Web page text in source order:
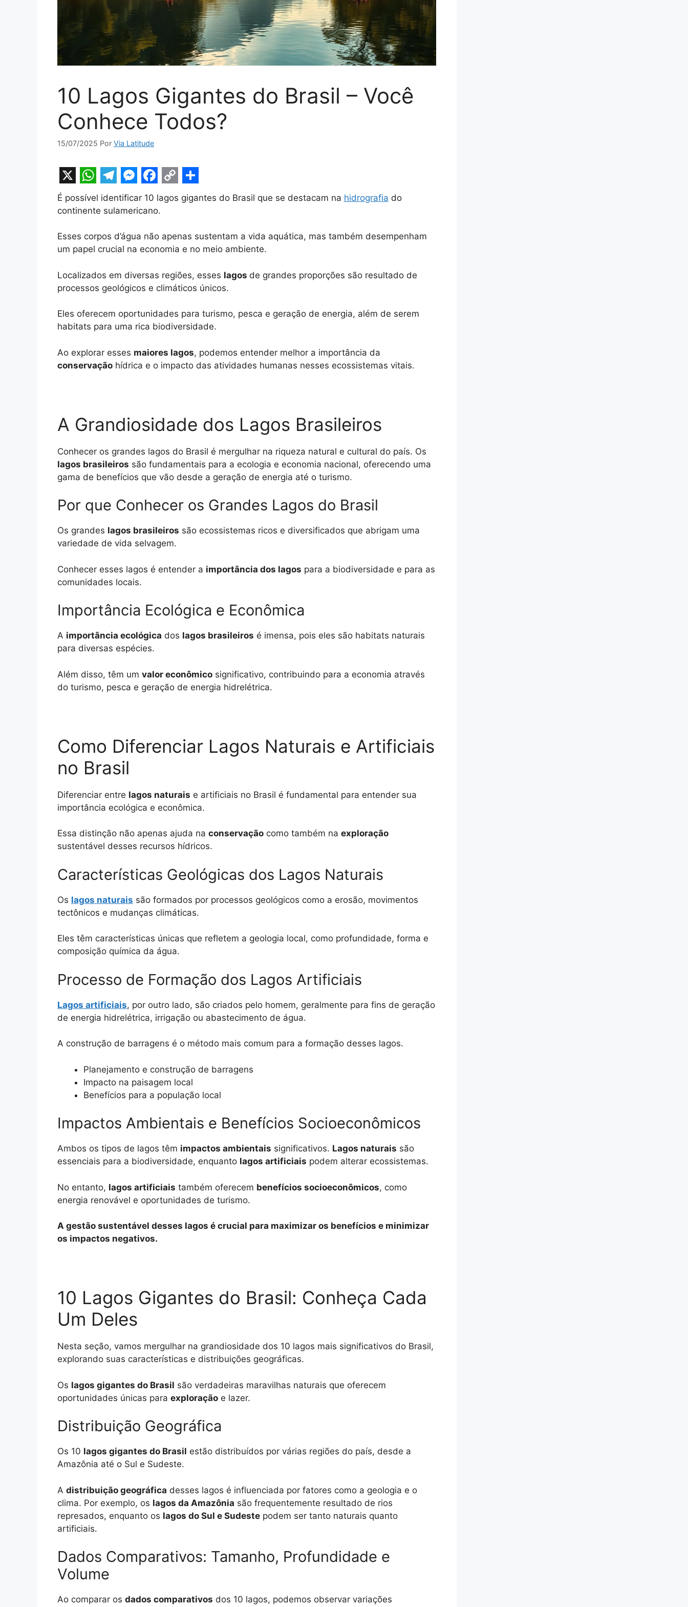
10 Lagos Gigantes do Brasil – Você
Conhece Todos?
15/07/2025 Por Via Latitude
X W
h
t
s
A
p
p
T
e
e
g
r
a
m
M
e
s
e
n
g
e
r
F
a
e
b
o
o
k
C
o
y
L
i
n
k
S
h
r
e
É possível identificar 10 lagos gigantes do Brasil que se destacam na hidrografia do
continente sulamericano.
Esses corpos d’água não apenas sustentam a vida aquática, mas também desempenham
um papel crucial na economia e no meio ambiente.
Localizados em diversas regiões, esses lagos de grandes proporções são resultado de
processos geológicos e climáticos únicos.
Eles oferecem oportunidades para turismo, pesca e geração de energia, além de serem
habitats para uma rica biodiversidade.
Ao explorar esses maiores lagos, podemos entender melhor a importância da
conservação hídrica e o impacto das atividades humanas nesses ecossistemas vitais.
A Grandiosidade dos Lagos Brasileiros
Conhecer os grandes lagos do Brasil é mergulhar na riqueza natural e cultural do país. Os
lagos brasileiros são fundamentais para a ecologia e economia nacional, oferecendo uma
gama de benefícios que vão desde a geração de energia até o turismo.
Por que Conhecer os Grandes Lagos do Brasil
Os grandes lagos brasileiros são ecossistemas ricos e diversificados que abrigam uma
variedade de vida selvagem.
Conhecer esses lagos é entender a importância dos lagos para a biodiversidade e para as
comunidades locais.
Importância Ecológica e Econômica
A importância ecológica dos lagos brasileiros é imensa, pois eles são habitats naturais
para diversas espécies.
Além disso, têm um valor econômico significativo, contribuindo para a economia através
do turismo, pesca e geração de energia hidrelétrica.
Como Diferenciar Lagos Naturais e Artificiais
no Brasil
Diferenciar entre lagos naturais e artificiais no Brasil é fundamental para entender sua
importância ecológica e econômica.
Essa distinção não apenas ajuda na conservação como também na exploração
sustentável desses recursos hídricos.
Características Geológicas dos Lagos Naturais
Os lagos naturais são formados por processos geológicos como a erosão, movimentos
tectônicos e mudanças climáticas.
Eles têm características únicas que refletem a geologia local, como profundidade, forma e
composição química da água.
Processo de Formação dos Lagos Artificiais
Lagos artificiais, por outro lado, são criados pelo homem, geralmente para fins de geração
de energia hidrelétrica, irrigação ou abastecimento de água.
A construção de barragens é o método mais comum para a formação desses lagos.
Planejamento e construção de barragens
Impacto na paisagem local
Benefícios para a população local
Impactos Ambientais e Benefícios Socioeconômicos
Ambos os tipos de lagos têm impactos ambientais significativos. Lagos naturais são
essenciais para a biodiversidade, enquanto lagos artificiais podem alterar ecossistemas.
No entanto, lagos artificiais também oferecem benefícios socioeconômicos, como
energia renovável e oportunidades de turismo.
A gestão sustentável desses lagos é crucial para maximizar os benefícios e minimizar
os impactos negativos.
10 Lagos Gigantes do Brasil: Conheça Cada
Um Deles
Nesta seção, vamos mergulhar na grandiosidade dos 10 lagos mais significativos do Brasil,
explorando suas características e distribuições geográficas.
Os lagos gigantes do Brasil são verdadeiras maravilhas naturais que oferecem
oportunidades únicas para exploração e lazer.
Distribuição Geográfica
Os 10 lagos gigantes do Brasil estão distribuídos por várias regiões do país, desde a
Amazônia até o Sul e Sudeste.
A distribuição geográfica desses lagos é influenciada por fatores como a geologia e o
clima. Por exemplo, os lagos da Amazônia são frequentemente resultado de rios
represados, enquanto os lagos do Sul e Sudeste podem ser tanto naturais quanto
artificiais.
Dados Comparativos: Tamanho, Profundidade e
Volume
Ao comparar os dados comparativos dos 10 lagos, podemos observar variações